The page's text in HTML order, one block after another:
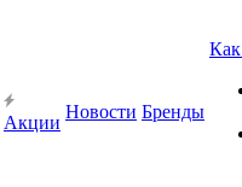
Акции
Новости Бренды